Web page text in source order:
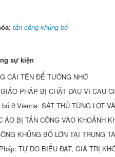
tấn công khủng bố
sự kiện
CÁI TÊN ĐỂ TƯỞNG NHỚ
PHÁP BỊ CHẶT ĐẦU VÌ CÂU
bố ở Vienna: SÁT THỦ TỪNG LỌT
ÁO BỊ TẤN CÔNG VÀO KHOẢNH
KHỦNG BỐ LỚN TẠI TRUNG
TỰ DO BIỂU ĐẠT, GIÁ TRỊ